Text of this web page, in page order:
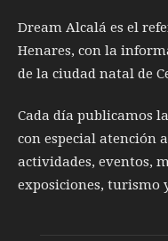
Dream Alcalá es el
Henares, con la
de la ciudad natal de
Cada día publicamos
con especial atención
actividades, eventos,
exposiciones, turismo